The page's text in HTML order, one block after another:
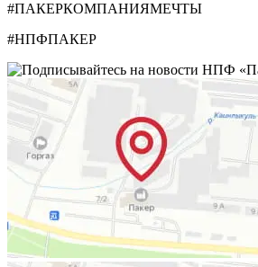
#ПАКЕРКОМПАНИЯМЕЧТЫ
#НПФПАКЕР